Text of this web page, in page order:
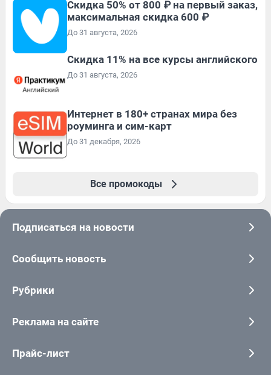
Скидка 50% от 800 ₽ на первый заказ,
максимальная скидка 600 ₽
До 31 августа, 2026
Скидка 11% на все курсы английского
До 31 августа, 2026
Интернет в 180+ странах мира без
роуминга и сим-карт
До 31 декабря, 2026
Все промокоды
Подписаться на новости
Сообщить новость
Рубрики
Реклама на сайте
Прайс-лист